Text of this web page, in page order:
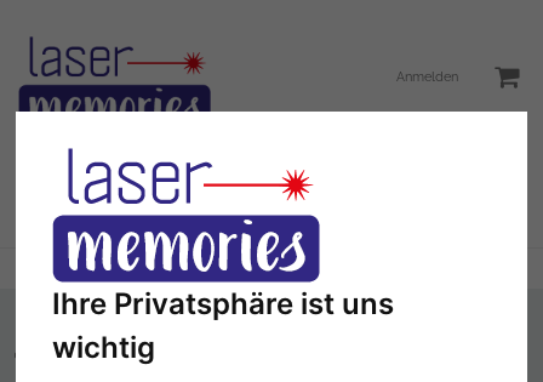
Ihre Privatsphäre ist uns
wichtig
Anmelden
Toggle
navigation
Menü
Sie sind hier: Türschild Türschild mit Hund